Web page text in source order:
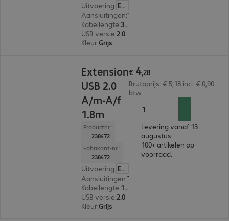
Uitvoering: Europa
Aansluitingen:
Kabellengte: 3 m
USB versie:2.0
Kleur:Grijs
Extension
USB 2.0
A/m-A/f
1.8m
Productnr.:
238472
Fabrikant-nr.:
238472
Uitvoering: Europa
Aansluitingen:
Kabellengte: 1,8 m
USB versie:2.0
Kleur:Grijs
€ 4,28
Brutoprijs: € 5,18 incl. € 0,90
btw
Levering vanaf 13.
augustus
100+ artikelen op
voorraad.